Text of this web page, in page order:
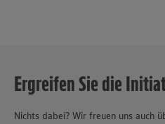
Ergreifen Sie die
Nichts dabei? Wir freuen uns auch